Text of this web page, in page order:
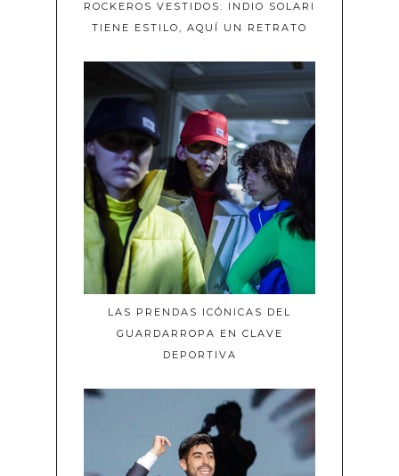
ROCKEROS VESTIDOS: INDIO SOLARI
TIENE ESTILO, AQUÍ UN RETRATO
LAS PRENDAS ICÓNICAS DEL
GUARDARROPA EN CLAVE
DEPORTIVA